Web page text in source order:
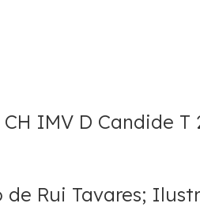
CH IMV D Candide T
Rui Tavares;